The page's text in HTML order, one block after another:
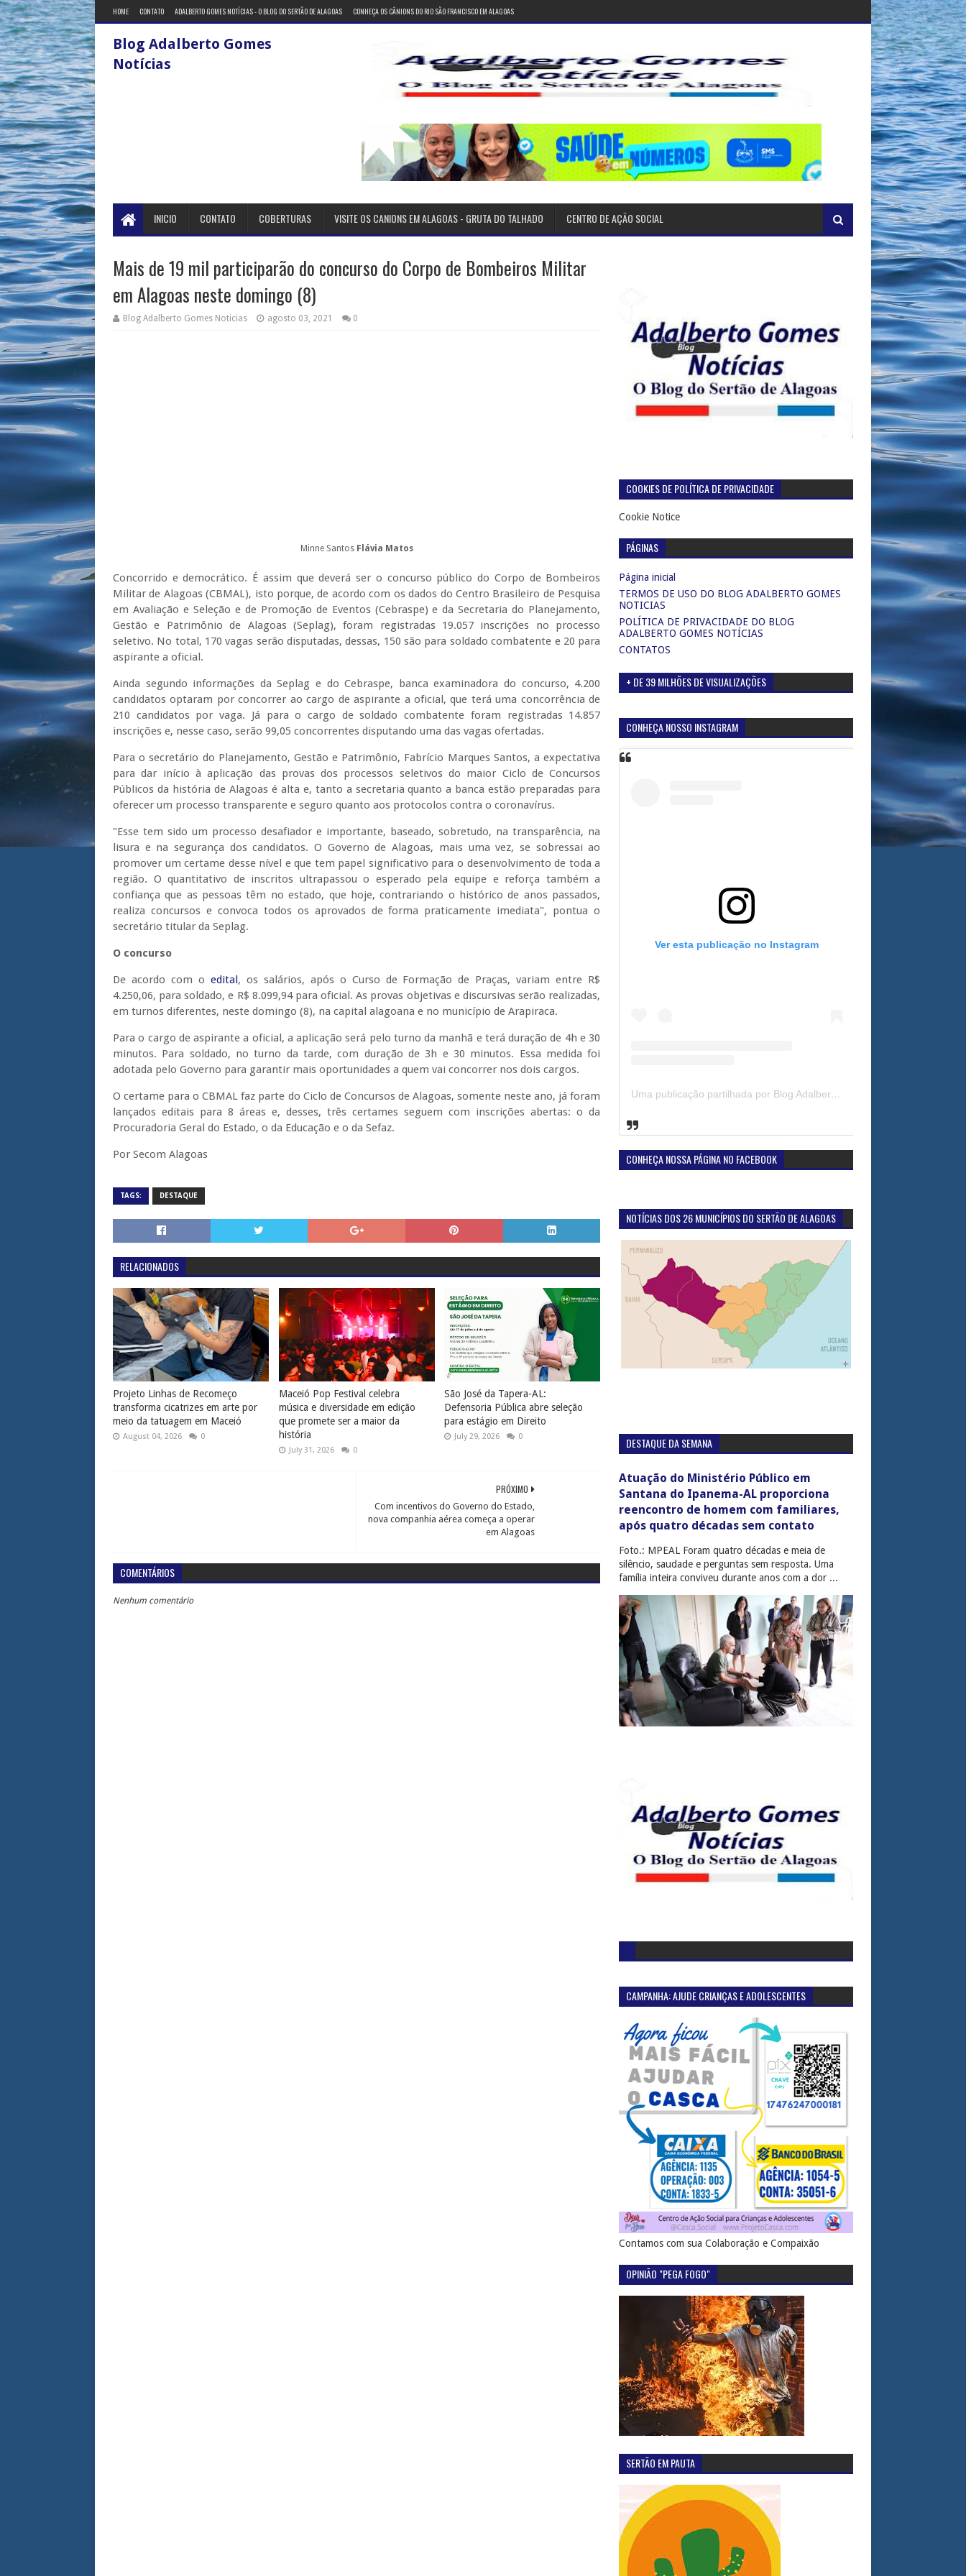
HOME CONTATO ADALBERTO GOMES NOTÍCIAS - O BLOG DO SERTÃO DE ALAGOAS CONHEÇA OS CÂNIONS DO RIO SÃO FRANCISCO EM ALAGOAS
Blog Adalberto Gomes
Notícias
INICIO CONTATO COBERTURAS VISITE OS CANIONS EM ALAGOAS - GRUTA DO TALHADO CENTRO DE AÇÃO SOCIAL
Mais de 19 mil participarão do concurso do Corpo de Bombeiros Militar
em Alagoas neste domingo (8)
Blog Adalberto Gomes Noticias agosto 03, 2021 0
Minne Santos Flávia Matos
Concorrido e democrático. É assim que deverá ser o concurso público do Corpo de Bombeiros
Militar de Alagoas (CBMAL), isto porque, de acordo com os dados do Centro Brasileiro de Pesquisa
em Avaliação e Seleção e de Promoção de Eventos (Cebraspe) e da Secretaria do Planejamento,
Gestão e Patrimônio de Alagoas (Seplag), foram registradas 19.057 inscrições no processo
seletivo. No total, 170 vagas serão disputadas, dessas, 150 são para soldado combatente e 20 para
aspirante a oficial.
Ainda segundo informações da Seplag e do Cebraspe, banca examinadora do concurso, 4.200
candidatos optaram por concorrer ao cargo de aspirante a oficial, que terá uma concorrência de
210 candidatos por vaga. Já para o cargo de soldado combatente foram registradas 14.857
inscrições e, nesse caso, serão 99,05 concorrentes disputando uma das vagas ofertadas.
Para o secretário do Planejamento, Gestão e Patrimônio, Fabrício Marques Santos, a expectativa
para dar início à aplicação das provas dos processos seletivos do maior Ciclo de Concursos
Públicos da história de Alagoas é alta e, tanto a secretaria quanto a banca estão preparadas para
oferecer um processo transparente e seguro quanto aos protocolos contra o coronavírus.
"Esse tem sido um processo desafiador e importante, baseado, sobretudo, na transparência, na
lisura e na segurança dos candidatos. O Governo de Alagoas, mais uma vez, se sobressai ao
promover um certame desse nível e que tem papel significativo para o desenvolvimento de toda a
região. O quantitativo de inscritos ultrapassou o esperado pela equipe e reforça também a
confiança que as pessoas têm no estado, que hoje, contrariando o histórico de anos passados,
realiza concursos e convoca todos os aprovados de forma praticamente imediata", pontua o
secretário titular da Seplag.
O concurso
De acordo com o edital, os salários, após o Curso de Formação de Praças, variam entre R$
4.250,06, para soldado, e R$ 8.099,94 para oficial. As provas objetivas e discursivas serão realizadas,
em turnos diferentes, neste domingo (8), na capital alagoana e no município de Arapiraca.
Para o cargo de aspirante a oficial, a aplicação será pelo turno da manhã e terá duração de 4h e 30
minutos. Para soldado, no turno da tarde, com duração de 3h e 30 minutos. Essa medida foi
adotada pelo Governo para garantir mais oportunidades a quem vai concorrer nos dois cargos.
O certame para o CBMAL faz parte do Ciclo de Concursos de Alagoas, somente neste ano, já foram
lançados editais para 8 áreas e, desses, três certames seguem com inscrições abertas: o da
Procuradoria Geral do Estado, o da Educação e o da Sefaz.
Por Secom Alagoas
TAGS: DESTAQUE
RELACIONADOS
Projeto Linhas de Recomeço
transforma cicatrizes em arte por
meio da tatuagem em Maceió
August 04, 2026 0
Maceió Pop Festival celebra
música e diversidade em edição
que promete ser a maior da
história
July 31, 2026 0
São José da Tapera-AL:
Defensoria Pública abre seleção
para estágio em Direito
July 29, 2026 0
PRÓXIMO
Com incentivos do Governo do Estado,
nova companhia aérea começa a operar
em Alagoas
COMENTÁRIOS
Nenhum comentário
COOKIES DE POLÍTICA DE PRIVACIDADE
Cookie Notice
PÁGINAS
Página inicial
TERMOS DE USO DO BLOG ADALBERTO GOMES
NOTICIAS
POLÍTICA DE PRIVACIDADE DO BLOG
ADALBERTO GOMES NOTÍCIAS
CONTATOS
+ DE 39 MILHÕES DE VISUALIZAÇÕES
CONHEÇA NOSSO INSTAGRAM
Ver esta publicação no Instagram
Uma publicação partilhada por Blog Adalberto Gomes Noticias (@blogadalbertogomesnoticiass)
CONHEÇA NOSSA PÁGINA NO FACEBOOK
NOTÍCIAS DOS 26 MUNICÍPIOS DO SERTÃO DE ALAGOAS
DESTAQUE DA SEMANA
Atuação do Ministério Público em
Santana do Ipanema-AL proporciona
reencontro de homem com familiares,
após quatro décadas sem contato
Foto.: MPEAL Foram quatro décadas e meia de
silêncio, saudade e perguntas sem resposta. Uma
família inteira conviveu durante anos com a dor ...
CAMPANHA: AJUDE CRIANÇAS E ADOLESCENTES
Contamos com sua Colaboração e Compaixão
OPINIÃO "PEGA FOGO"
SERTÃO EM PAUTA